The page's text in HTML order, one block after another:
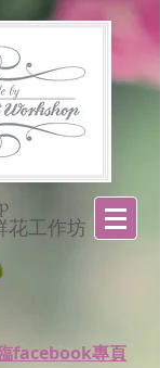
花工作坊
facebook專頁